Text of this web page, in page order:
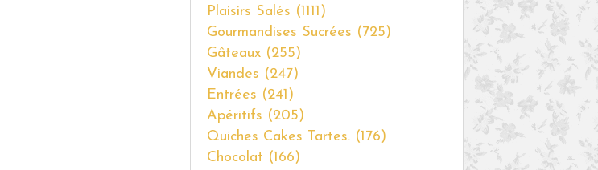
Plaisirs Salés (1111)
Gourmandises Sucrées (725)
Gâteaux (255)
Viandes (247)
Entrées (241)
Apéritifs (205)
Quiches Cakes Tartes. (176)
Chocolat (166)